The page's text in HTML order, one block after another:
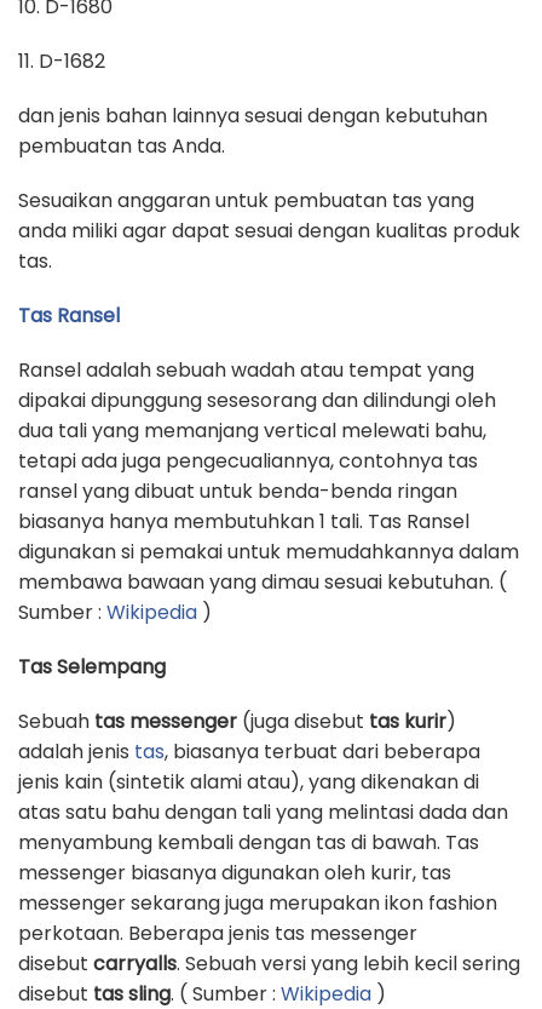
10. D-1680
11. D-1682
dan jenis bahan lainnya sesuai dengan kebutuhan
pembuatan tas Anda.
Sesuaikan anggaran untuk pembuatan tas yang
anda miliki agar dapat sesuai dengan kualitas produk
tas.
Tas Ransel
Ransel adalah sebuah wadah atau tempat yang
dipakai dipunggung sesesorang dan dilindungi oleh
dua tali yang memanjang vertical melewati bahu,
tetapi ada juga pengecualiannya, contohnya tas
ransel yang dibuat untuk benda-benda ringan
biasanya hanya membutuhkan 1 tali. Tas Ransel
digunakan si pemakai untuk memudahkannya dalam
membawa bawaan yang dimau sesuai kebutuhan. (
Sumber : Wikipedia )
Tas Selempang
Sebuah tas messenger (juga disebut tas kurir)
adalah jenis tas, biasanya terbuat dari beberapa
jenis kain (sintetik alami atau), yang dikenakan di
atas satu bahu dengan tali yang melintasi dada dan
menyambung kembali dengan tas di bawah. Tas
messenger biasanya digunakan oleh kurir, tas
messenger sekarang juga merupakan ikon fashion
perkotaan. Beberapa jenis tas messenger
disebut carryalls. Sebuah versi yang lebih kecil sering
disebut tas sling. ( Sumber : Wikipedia )